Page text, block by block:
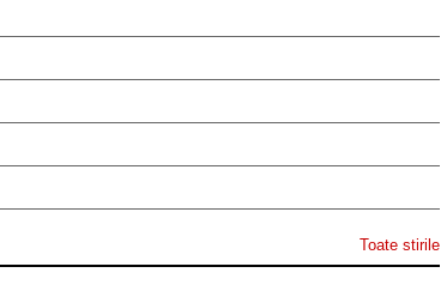
Toate stirile